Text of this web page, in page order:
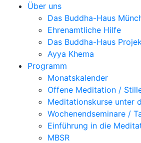
Über uns
Das Buddha-Haus
Ehrenamtliche Hilfe
Das Buddha-Haus
Ayya Khema
Programm
Monatskalender
Offene Meditation /
Meditationskurse unter
Wochenendseminare /
Einführung in die
MBSR